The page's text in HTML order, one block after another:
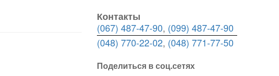
Контакты
(067) 487-47-90, (099) 487-47-90
(048) 770-22-02, (048) 771-77-50
Поделиться в соц.сетях